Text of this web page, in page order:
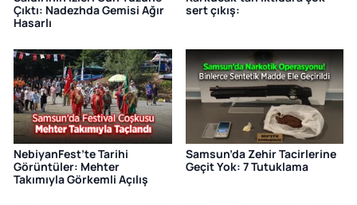
Çıktı: Nadezhda Gemisi Ağır
Hasarlı
sert çıkış:
NebiyanFest’te Tarihi
Görüntüler: Mehter
Takımıyla Görkemli Açılış
Samsun’da Zehir Tacirlerine
Geçit Yok: 7 Tutuklama